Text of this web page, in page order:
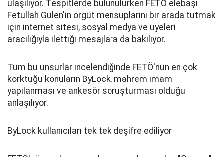
ulaşılıyor. Tespitlerde bulunulurken FETÖ elebaşı
Fetullah Gülen'in örgüt mensuplarını bir arada tutmak
için internet sitesi, sosyal medya ve üyeleri
aracılığıyla ilettiği mesajlara da bakılıyor.
Tüm bu unsurlar incelendiğinde FETÖ'nün en çok
korktuğu konuların ByLock, mahrem imam
yapılanması ve ankesör soruşturması olduğu
anlaşılıyor.
ByLock kullanıcıları tek tek deşifre ediliyor